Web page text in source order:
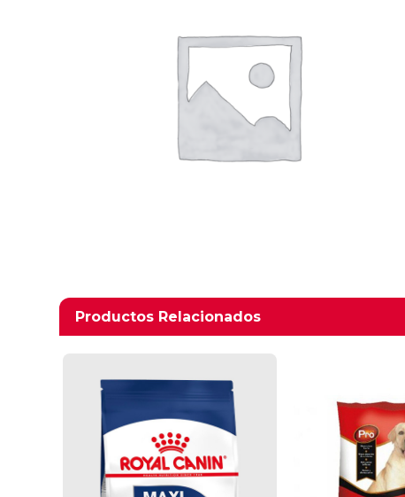
Productos Relacionados
Productos relacionados